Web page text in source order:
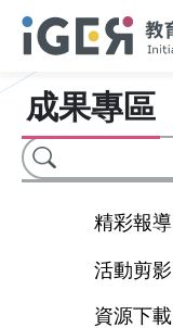
成果專區
搜尋
精彩報導
活動剪影
資源下載